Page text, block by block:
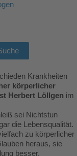
Krankheiten
körperlicher
Herbert Löllgen im
sei Nichtstun
die Lebensqualität.
zu körperlicher
heraus, sie
besser.